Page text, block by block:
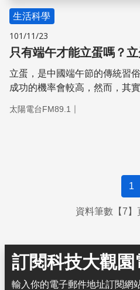
生活科學
101/11/23
只有端午才能立蛋嗎？
立蛋，是中國端午節的傳統習
成功的機率會較高，然而，其
太陽電台FM89.1 ｜
1
資料筆數【7】
訂閱科技大觀園
輸入你的電子郵件地址訂閱網